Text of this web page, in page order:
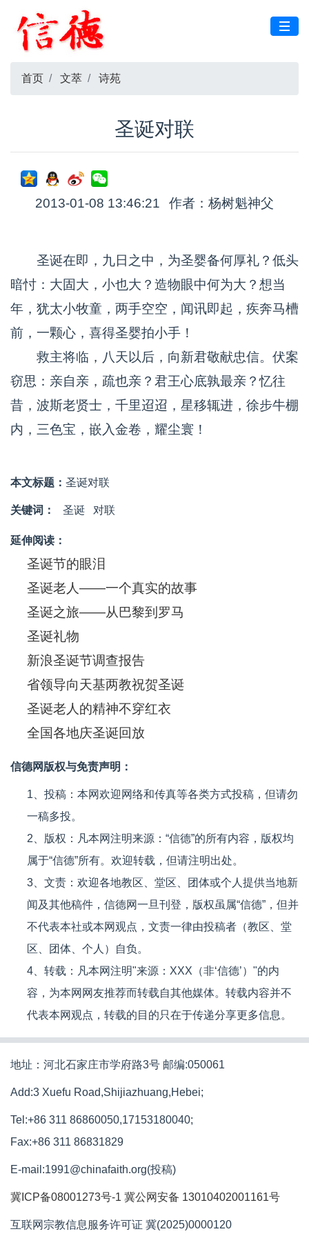
首页 文萃 诗苑
圣诞对联
2013-01-08 13:46:21 作者：杨树魁神父
圣诞在即，九日之中，为圣婴备何厚礼？低头
暗忖：大固大，小也大？造物眼中何为大？想当
年，犹太小牧童，两手空空，闻讯即起，疾奔马槽
前，一颗心，喜得圣婴拍小手！
救主将临，八天以后，向新君敬献忠信。伏案
窃思：亲自亲，疏也亲？君王心底孰最亲？忆往
昔，波斯老贤士，千里迢迢，星移辄进，徐步牛棚
内，三色宝，嵌入金卷，耀尘寰！
本文标题： 圣诞对联
关键词： 圣诞 对联
延伸阅读：
圣诞节的眼泪
圣诞老人——一个真实的故事
圣诞之旅——从巴黎到罗马
圣诞礼物
新浪圣诞节调查报告
省领导向天基两教祝贺圣诞
圣诞老人的精神不穿红衣
全国各地庆圣诞回放
信德网版权与免责声明：
1、投稿：本网欢迎网络和传真等各类方式投稿，但请勿
一稿多投。
2、版权：凡本网注明来源：“信德”的所有内容，版权均
属于“信德”所有。欢迎转载，但请注明出处。
3、文责：欢迎各地教区、堂区、团体或个人提供当地新
闻及其他稿件，信德网一旦刊登，版权虽属“信德”，但并
不代表本社或本网观点，文责一律由投稿者（教区、堂
区、团体、个人）自负。
4、转载：凡本网注明"来源：XXX（非‘信德’）"的内
容，为本网网友推荐而转载自其他媒体。转载内容并不
代表本网观点，转载的目的只在于传递分享更多信息。
地址：河北石家庄市学府路3号 邮编:050061
Add:3 Xuefu Road,Shijiazhuang,Hebei;
Tel:+86 311 86860050,17153180040;
Fax:+86 311 86831829
E-mail:1991@chinafaith.org(投稿)
冀ICP备08001273号-1 冀公网安备 13010402001161号
互联网宗教信息服务许可证 冀(2025)0000120